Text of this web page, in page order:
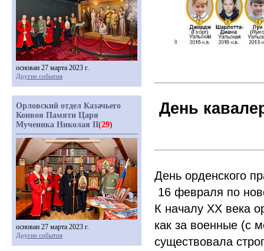
День
День орденского
16 февраля по
К началу XX века
как за военные (с
существовала
основан 27 марта 2023 г.
Другие события
Орловский отдел Казачьего
Конвоя Памяти Царя
Мученика Николая II(29)
основан 27 марта 2023 г.
Другие события